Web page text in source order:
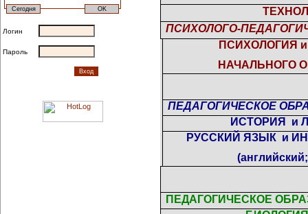
Логин
Пароль
ПСИХОЛОГО-
ПСИХОЛОГИЯ
НАЧАЛЬНОГО
ПЕДАГОГИЧЕСКОЕ
ИСТОРИЯ
и
РУССКИЙ ЯЗЫК и
ПЕДАГОГИЧЕСКОЕ